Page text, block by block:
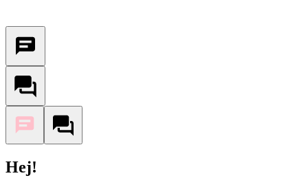
Hej!